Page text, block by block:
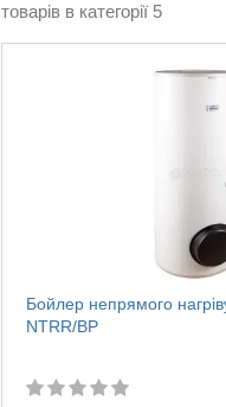
товарів в категорії 5
Бойлер непрямого
NTRR/BP